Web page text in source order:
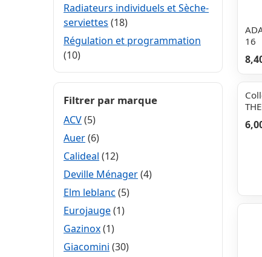
Radiateurs individuels et Sèche-
serviettes (18)
Régulation et programmation
(10)
Filtrer par marque
ACV(5)
Auer(6)
Calideal (12)
Deville Ménager(4)
Elm leblanc (5)
Eurojauge(1)
Gazinox(1)
Giacomini (30)
16